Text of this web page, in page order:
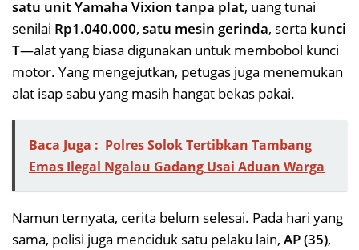
satu unit Yamaha Vixion tanpa plat, uang tunai
senilai Rp1.040.000, satu mesin gerinda, serta kunci
T—alat yang biasa digunakan untuk membobol kunci
motor. Yang mengejutkan, petugas juga menemukan
alat isap sabu yang masih hangat bekas pakai.
Baca Juga : Polres Solok Tertibkan Tambang
Emas Ilegal Ngalau Gadang Usai Aduan Warga
Namun ternyata, cerita belum selesai. Pada hari yang
sama, polisi juga menciduk satu pelaku lain, AP (35),